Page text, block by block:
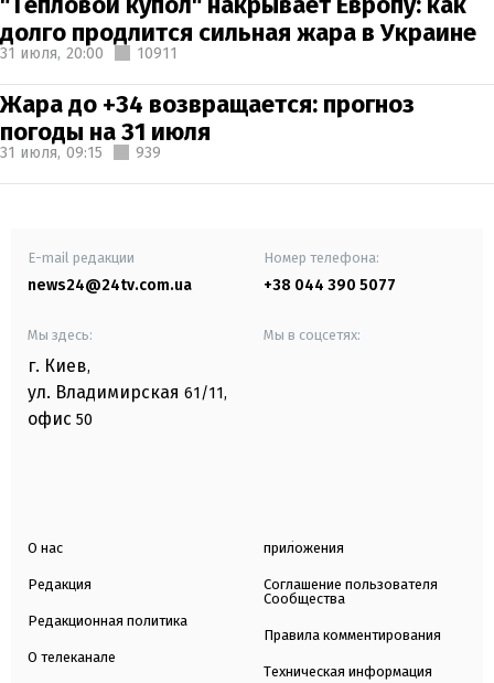
долго продлится сильная жара в Украине
31 июля, 20:00 10911
Жара до +34 возвращается: прогноз
погоды на 31 июля
31 июля, 09:15 939
E-mail редакции
news24@24tv.com.ua
Номер телефона:
+38 044 390 5077
Мы здесь:
г. Киев,
ул. Владимирская 61/11,
офис 50
Мы в соцсетях:
О нас
Редакция
Редакционная политика
О телеканале
приложения
Соглашение пользователя
Сообщества
Правила комментирования
Техническая информация